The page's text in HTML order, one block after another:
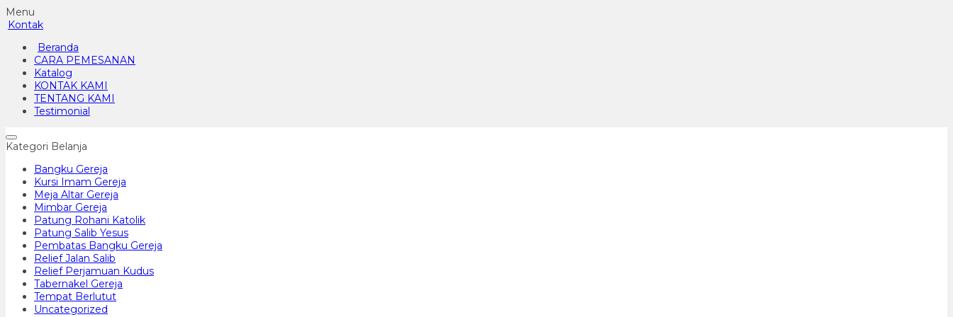
Menu
Kontak
Beranda
CARA PEMESANAN
Katalog
KONTAK KAMI
TENTANG KAMI
Testimonial
Kategori Belanja
Bangku Gereja
Kursi Imam Gereja
Meja Altar Gereja
Mimbar Gereja
Patung Rohani Katolik
Patung Salib Yesus
Pembatas Bangku Gereja
Relief Jalan Salib
Relief Perjamuan Kudus
Tabernakel Gereja
Tempat Berlutut
Uncategorized